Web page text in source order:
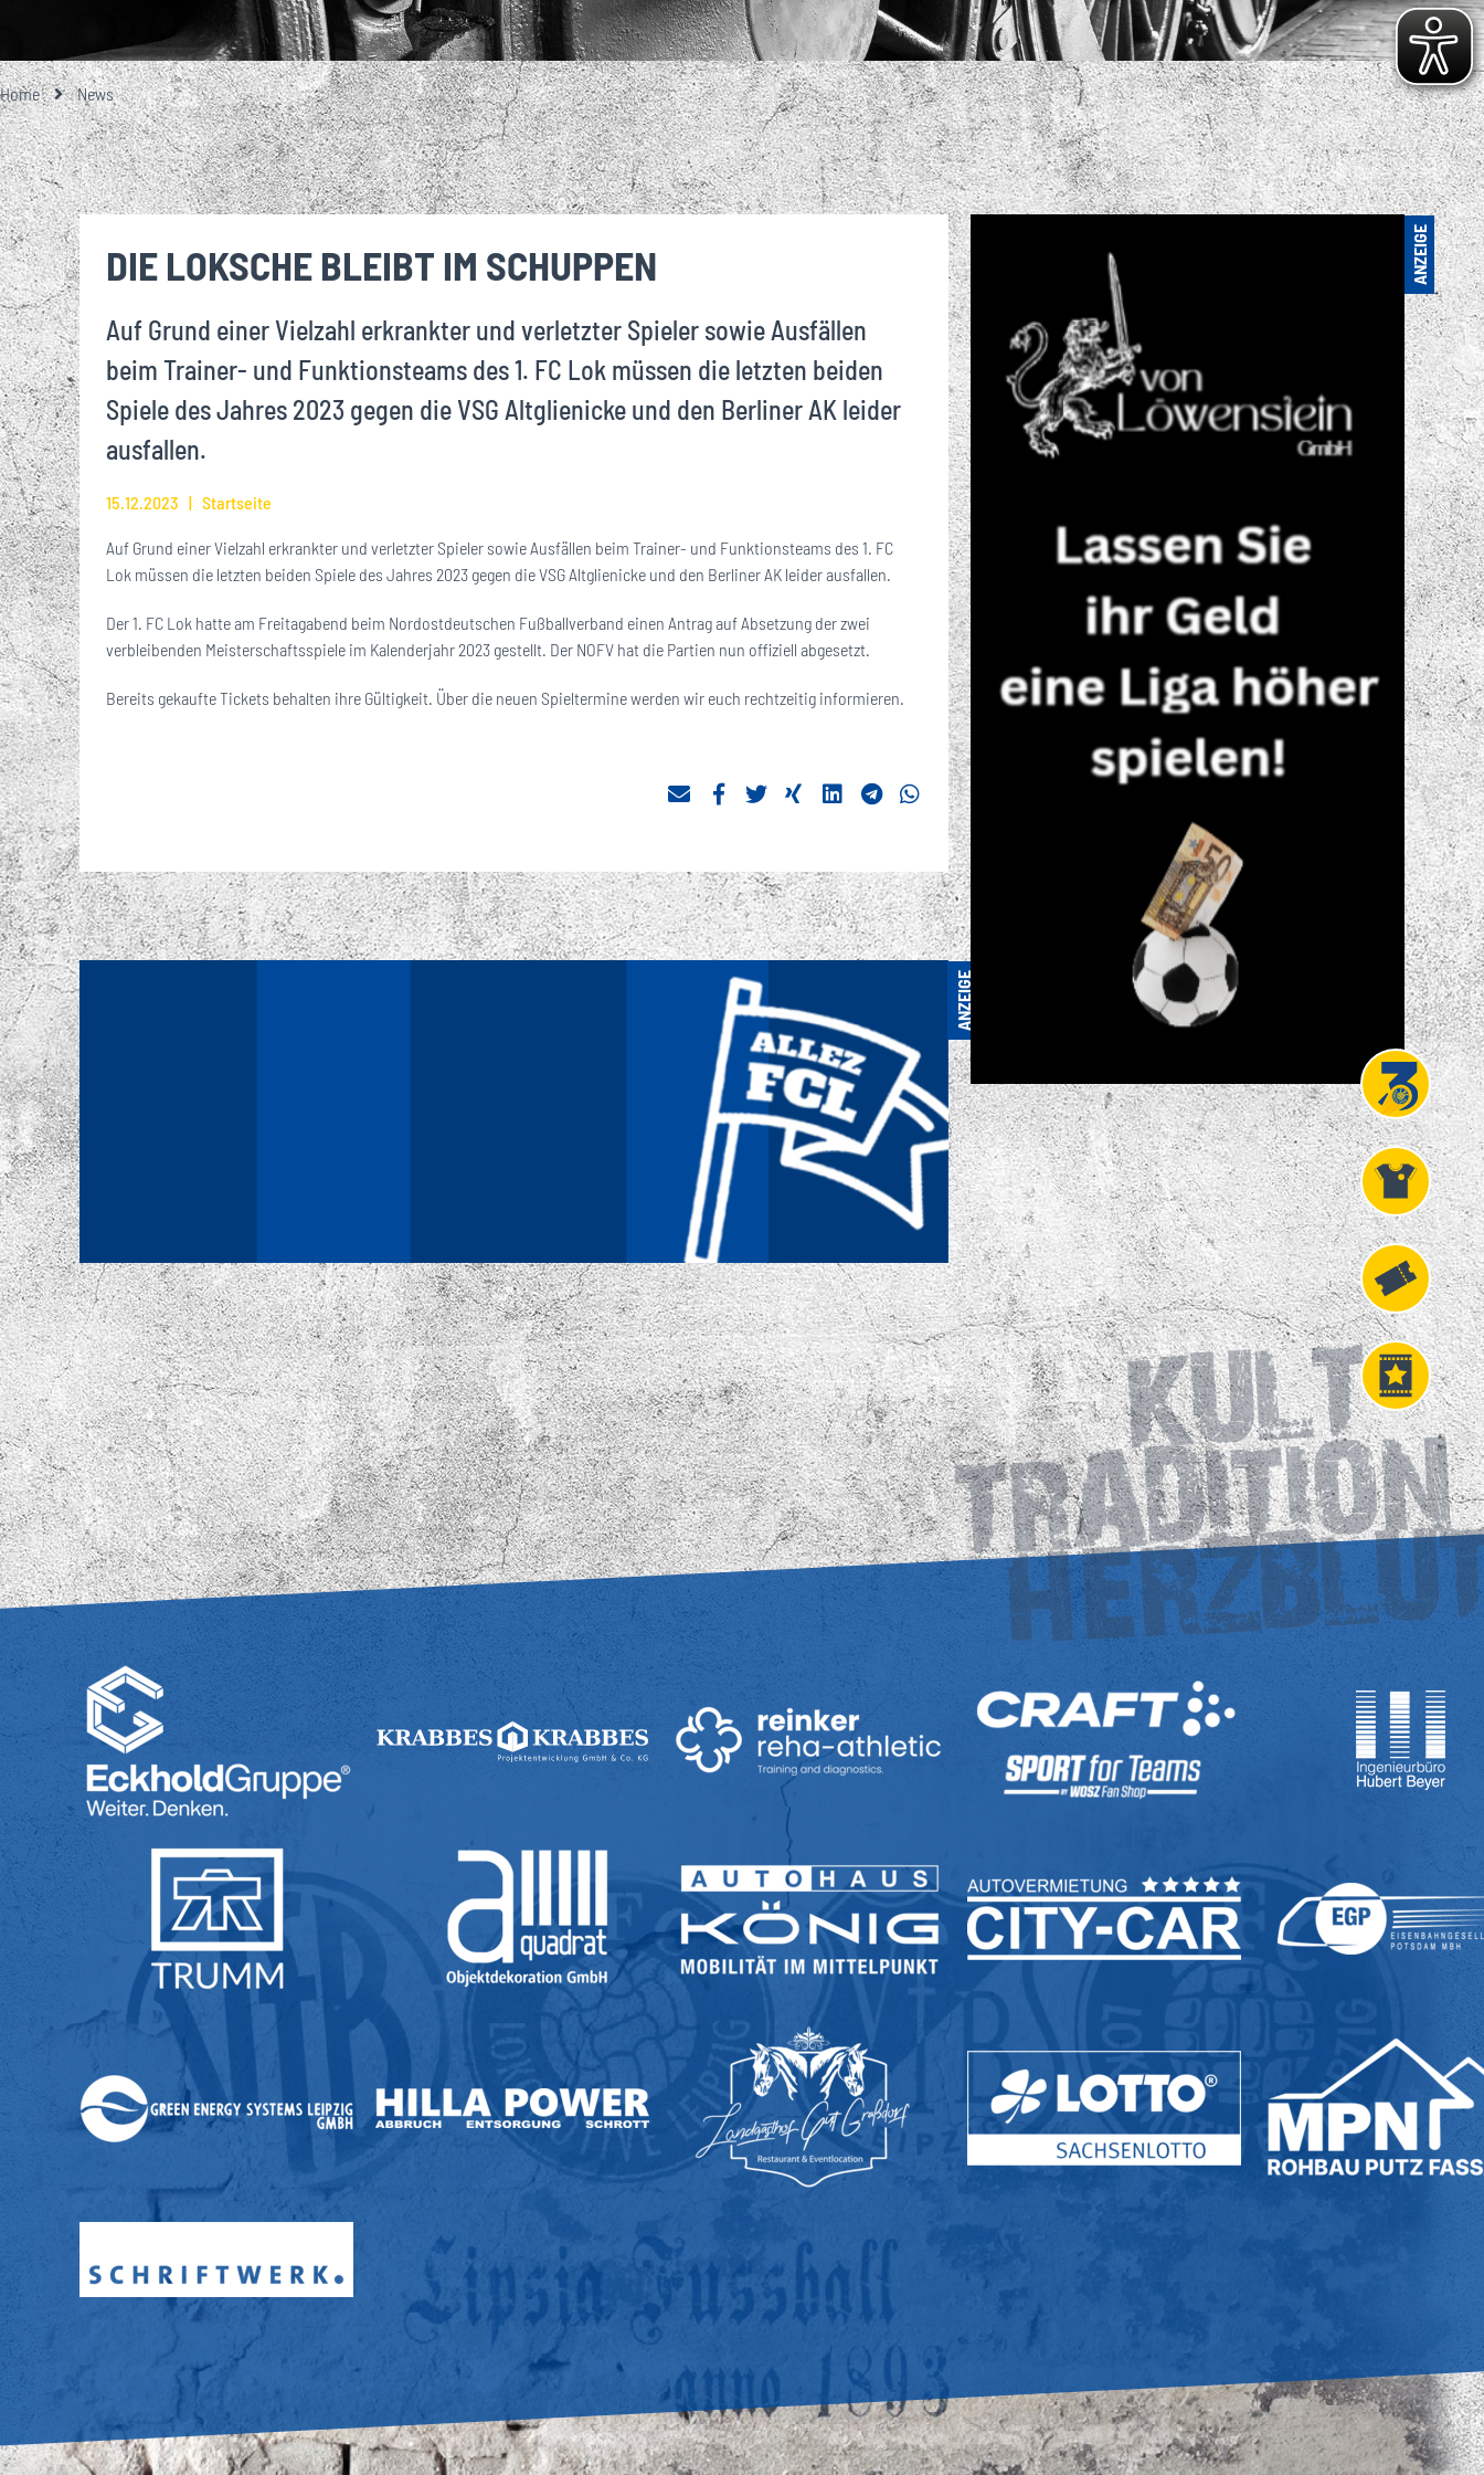
VEREINSHISTORIE
EHRENMITGLIEDER
BREITENSPORT
WIRTSCHAFTSRAT
JOBS
ALLES RUND UM DIE
MITGLIEDSCHAFT BEIM 1. FC
LOK LEIPZIG
FUSSBALL PUR. DER M
ARKENKERN DES 1. FC LOK L
EIPZIG
DAS VIELFÄLTIGE
BREITENSPORTANGEBOT
DES 1. FC LOK LEIPZIG
UNSERE 1. MANNSCHAFT IM
ÜBERBLICK
EISENBAHNER-TALENTE-SCHULE
FUSSBALLSCHULE
UNSERE PARTNER – GEMEINSAM
STARK!
EIN BESONDERER ORT FÜR
GROSSE UND KLEINE LOK-FANS
Home
News
DIE LOKSCHE BLEIBT IM SCHUPPEN
Auf Grund einer Vielzahl erkrankter und verletzter Spieler sowie Ausfällen
beim Trainer- und Funktionsteams des 1. FC Lok müssen die letzten beiden
Spiele des Jahres 2023 gegen die VSG Altglienicke und den Berliner AK leider
ausfallen.
15.12.2023 Startseite
Auf Grund einer Vielzahl erkrankter und verletzter Spieler sowie Ausfällen beim Trainer- und Funktionsteams des 1. FC
Lok müssen die letzten beiden Spiele des Jahres 2023 gegen die VSG Altglienicke und den Berliner AK leider ausfallen.
Der 1. FC Lok hatte am Freitagabend beim Nordostdeutschen Fußballverband einen Antrag auf Absetzung der zwei
verbleibenden Meisterschaftsspiele im Kalenderjahr 2023 gestellt. Der NOFV hat die Partien nun offiziell abgesetzt.
Bereits gekaufte Tickets behalten ihre Gültigkeit. Über die neuen Spieltermine werden wir euch rechtzeitig informieren.
Projekt
Liga 3
Fanshop
Fahrkarten
VIP
Tickets